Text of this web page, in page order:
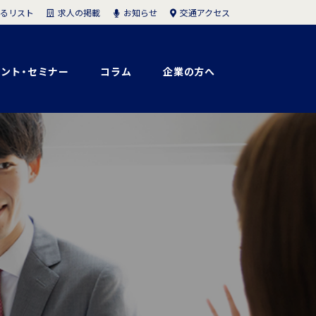
ト・セミナー コラム 企業の方へ
リスト 求人の掲載 お知らせ 交通アクセス